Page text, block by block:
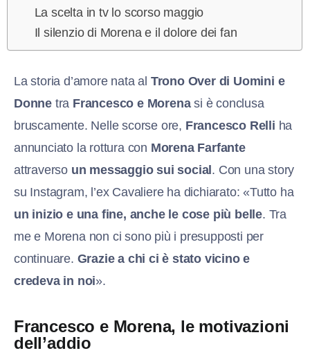
La scelta in tv lo scorso maggio
Il silenzio di Morena e il dolore dei fan
La storia d’amore nata al Trono Over di Uomini e
Donne tra Francesco e Morenasi è conclusa
bruscamente. Nelle scorse ore, Francesco Relli ha
annunciato la rottura con Morena Farfante
attraverso un messaggio sui social. Con una story
su Instagram, l’ex Cavaliere ha dichiarato: «Tutto ha
un inizio e una fine, anche le cose più belle. Tra
me e Morena non ci sono più i presupposti per
continuare. Grazie a chi ci è stato vicino e
credeva in noi».
Francesco e Morena, le motivazioni
dell’addio